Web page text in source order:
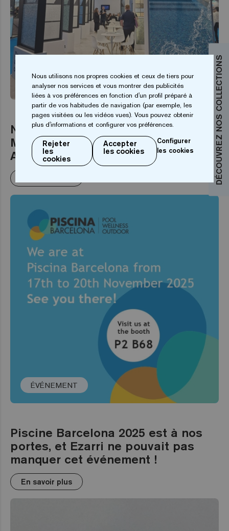
DÉCOUVREZ NOS COLLECTIONS
ÉVÉNEMENT
Nouveautés Piscina BCN 2025 :
Mosaïque Hexagonale et Réalité
Augmentée
ÉVÉNEMENT
Piscine Barcelona 2025 est à nos
portes, et Ezarri ne pouvait pas
manquer cet événement !
En savoir plus
Nous utilisons nos propres cookies et ceux de tiers pour
analyser nos services et vous montrer des publicités
liées à vos préférences en fonction d'un profil préparé à
partir de vos habitudes de navigation (par exemple, les
pages visitées ou les vidéos vues). Vous pouvez obtenir
plus d'informations et configurer vos préférences.
Rejeter
les
cookies
Accepter
les cookies
Configurer
les cookies